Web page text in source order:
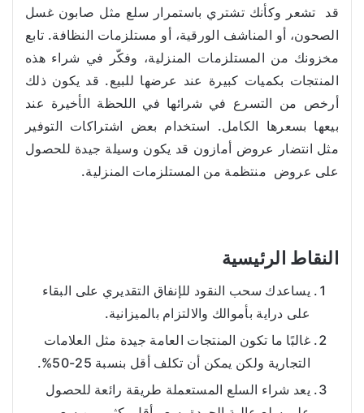
قد تشعر وكأنك تشتري باستمرار سلع مثل صابون غسل
الصحون، أو المناشف الورقية، أو مستلزمات النظافة. تابع
مخزونك من المستلزمات المنزلية، وفكّر في شراء هذه
المنتجات بكميات كبيرة عند عرضها للبيع. قد يكون ذلك
أرخص من التسرع في شرائها في اللحظة الأخيرة عند
بيعها بسعرها الكامل. استخدام بعض اشتراكات التوفير
مثل انتضار عروض أمازون قد يكون وسيلة جيدة للحصول
على عروض منتظمة من المستلزمات المنزلية.
النقاط الرئيسية
يساعدك سحب النقود للإنفاق التقديري على البقاء
على دراية بأموالك والالتزام بالميزانية.
غالبًا ما تكون المنتجات العامة جيدة مثل العلامات
التجارية ولكن يمكن أن تكلف أقل بنسبة 25-50%.
يعد شراء السلع المستعملة طريقة رائعة للحصول